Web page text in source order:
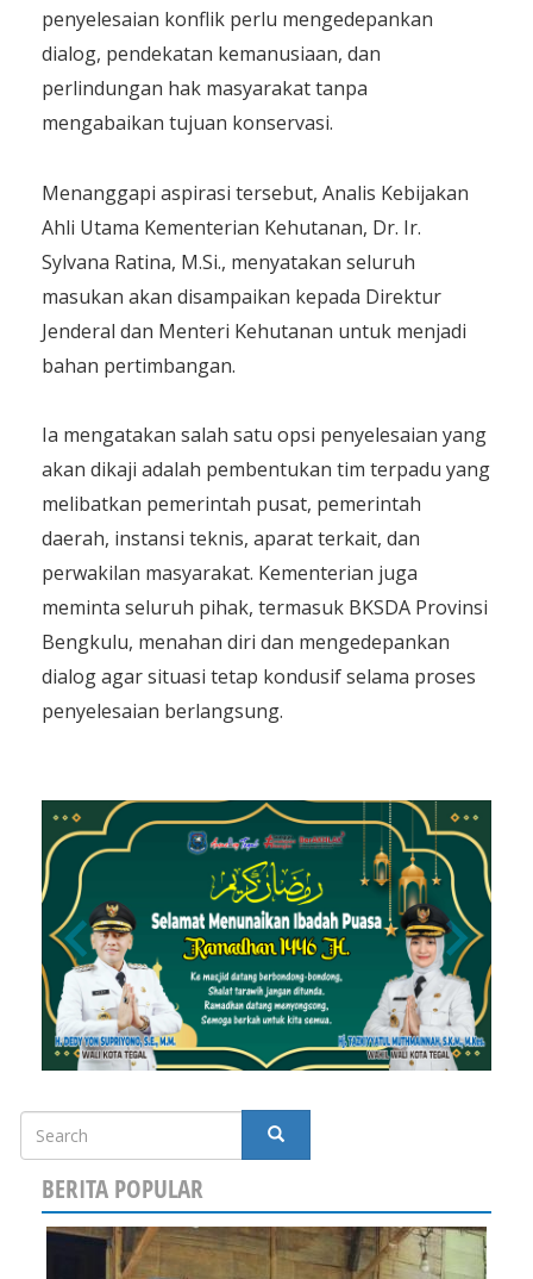
penyelesaian konflik perlu mengedepankan
dialog, pendekatan kemanusiaan, dan
perlindungan hak masyarakat tanpa
mengabaikan tujuan konservasi.
Menanggapi aspirasi tersebut, Analis Kebijakan
Ahli Utama Kementerian Kehutanan, Dr. Ir.
Sylvana Ratina, M.Si., menyatakan seluruh
masukan akan disampaikan kepada Direktur
Jenderal dan Menteri Kehutanan untuk menjadi
bahan pertimbangan.
Ia mengatakan salah satu opsi penyelesaian yang
akan dikaji adalah pembentukan tim terpadu yang
melibatkan pemerintah pusat, pemerintah
daerah, instansi teknis, aparat terkait, dan
perwakilan masyarakat. Kementerian juga
meminta seluruh pihak, termasuk BKSDA Provinsi
Bengkulu, menahan diri dan mengedepankan
dialog agar situasi tetap kondusif selama proses
penyelesaian berlangsung.
Search
SEARCH
BERITA POPULAR